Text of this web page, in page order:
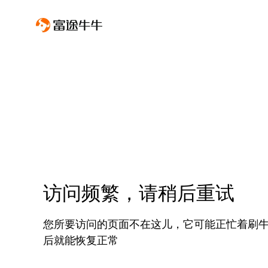
访问频繁，请稍后重试
您所要访问的页面不在这儿，它可能正忙着刷
后就能恢复正常